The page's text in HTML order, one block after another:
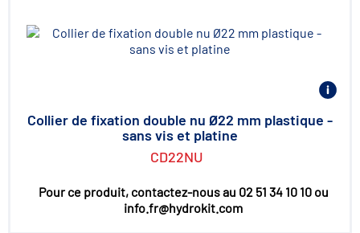
Collier de fixation double nu Ø22 mm plastique -
sans vis et platine
CD22NU
Pour ce produit, contactez-nous au 02 51 34 10 10 ou
info.fr@hydrokit.com